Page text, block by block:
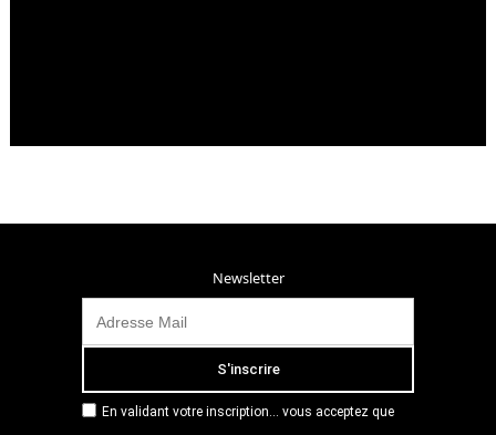
Newsletter
En validant votre inscription... vous acceptez que